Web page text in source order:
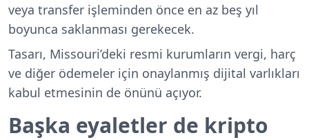
veya transfer işleminden önce en az beş yıl
boyunca saklanması gerekecek.
Tasarı, Missouri’deki resmi kurumların vergi, harç
ve diğer ödemeler için onaylanmış dijital varlıkları
kabul etmesinin de önünü açıyor.
Başka eyaletler de kripto